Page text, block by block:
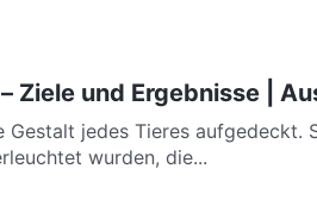
Ziele und Ergebnisse |
jedes Tieres aufgedeckt.
wurden, die...